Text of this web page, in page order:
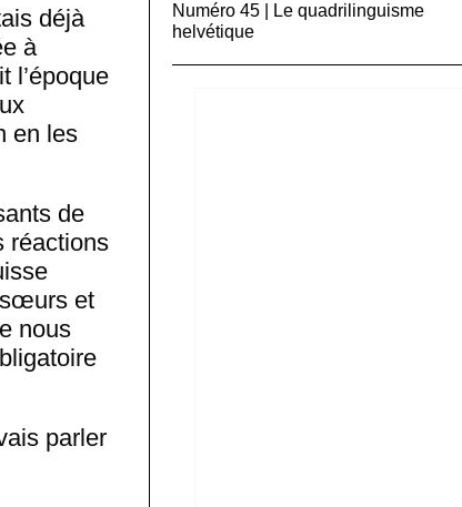
déjà
à
l’époque
en les
de
réactions
et
nous
parler
Numéro 45 | Le quadrilinguisme
helvétique